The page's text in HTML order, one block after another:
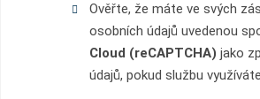
Ověřte, že máte ve svých
osobních údajů uvedenou
Cloud (reCAPTCHA) jako
údajů, pokud službu